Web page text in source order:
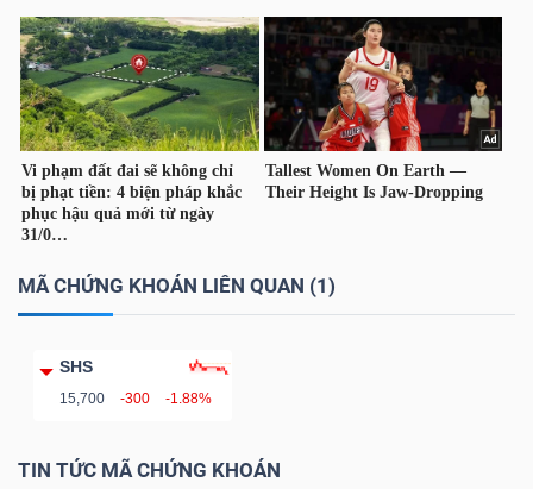
MÃ CHỨNG KHOÁN LIÊN QUAN (1)
SHS
15,700 -300 -1.88%
TIN TỨC MÃ CHỨNG KHOÁN
NGHỆ
THÔNG
TIN
VỤ
TRUYỀN